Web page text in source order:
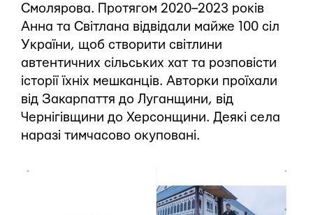
Смолярова. Протягом 2020–2023 років
Анна та Світлана відвідали майже 100 сіл
України, щоб створити світлини
автентичних сільських хат та розповісти
історії їхніх мешканців. Авторки проїхали
від Закарпаття до Луганщини, від
Чернігівщини до Херсонщини. Деякі села
наразі тимчасово окуповані.